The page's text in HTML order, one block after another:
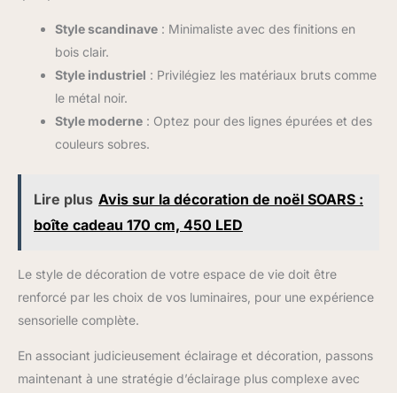
Style scandinave : Minimaliste avec des finitions en
bois clair.
Style industriel : Privilégiez les matériaux bruts comme
le métal noir.
Style moderne : Optez pour des lignes épurées et des
couleurs sobres.
Lire plus Avis sur la décoration de noël SOARS :
boîte cadeau 170 cm, 450 LED
Le style de décoration de votre espace de vie doit être
renforcé par les choix de vos luminaires, pour une expérience
sensorielle complète.
En associant judicieusement éclairage et décoration, passons
maintenant à une stratégie d’éclairage plus complexe avec